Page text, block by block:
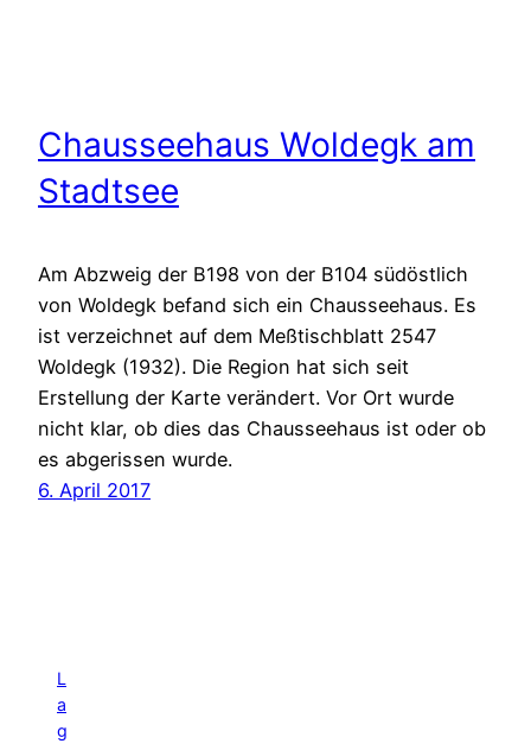
Chausseehaus Woldegk am
Stadtsee
Am Abzweig der B198 von der B104 südöstlich
von Woldegk befand sich ein Chausseehaus. Es
ist verzeichnet auf dem Meßtischblatt 2547
Woldegk (1932). Die Region hat sich seit
Erstellung der Karte verändert. Vor Ort wurde
nicht klar, ob dies das Chausseehaus ist oder ob
es abgerissen wurde.
6. April 2017
L
a
g